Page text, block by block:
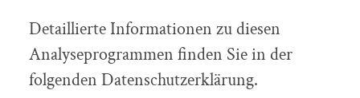
Detaillierte Informationen zu diesen
Analyseprogrammen finden Sie in der
folgenden Datenschutzerklärung.